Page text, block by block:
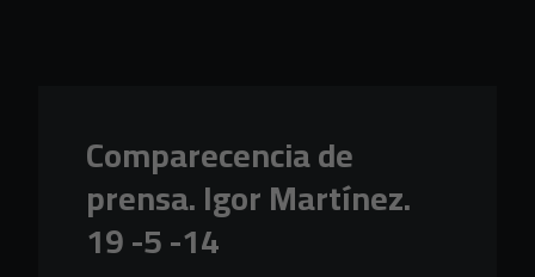
Comparecencia de
prensa. Igor Martínez.
19 -5 -14